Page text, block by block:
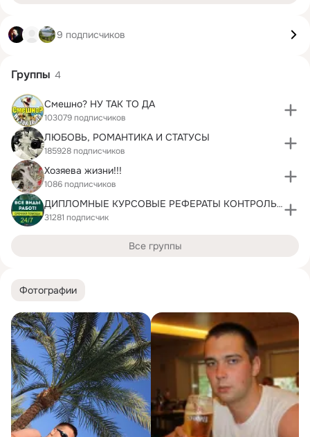
Фотографии
9 подписчиков
Группы 4
Смешно? НУ ТАК ТО ДА
103079 подписчиков
ЛЮБОВЬ, РОМАНТИКА И СТАТУСЫ
185928 подписчиков
Хозяева жизни!!!
1086 подписчиков
ДИПЛОМНЫЕ КУРСОВЫЕ РЕФЕРАТЫ КОНТРОЛЬНЫЕ РАБОТЫ
31281 подписчик
Все группы